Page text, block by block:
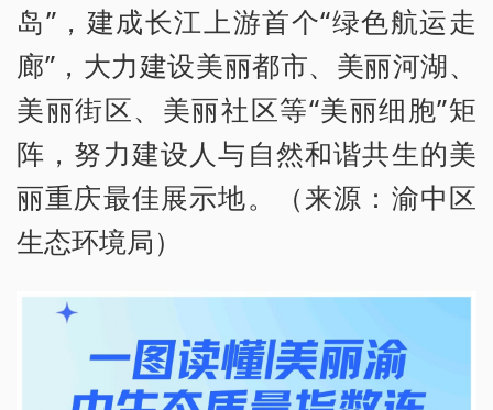
岛”，建成长江上游首个“绿色航运走
廊”，大力建设美丽都市、美丽河湖、
美丽街区、美丽社区等“美丽细胞”矩
阵，努力建设人与自然和谐共生的美
丽重庆最佳展示地。（来源：渝中区
生态环境局）